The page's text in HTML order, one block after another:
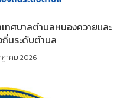
ศบาลตำบลหนองควายและ
ถิ่นระดับตำบล
ฎาคม 2026